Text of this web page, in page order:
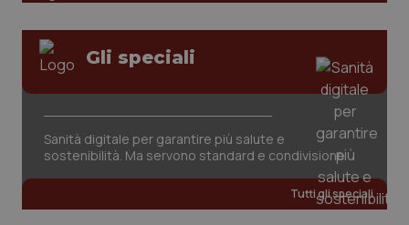
Sangue & coagulazione
Tiroide
Tumore al seno
Tumore ovarico
Gli speciali
Sanità digitale per garantire più salute e
sostenibilità. Ma servono standard e condivisione
Tutti gli speciali
Nome
Fornitore/Dominio
VISITOR_PRIVACY_METADATA
YouTube
5